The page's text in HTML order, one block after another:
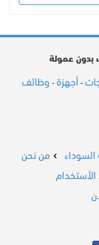
بدون عمولة
- أجهزة - وظائف
السوداء
من نحن